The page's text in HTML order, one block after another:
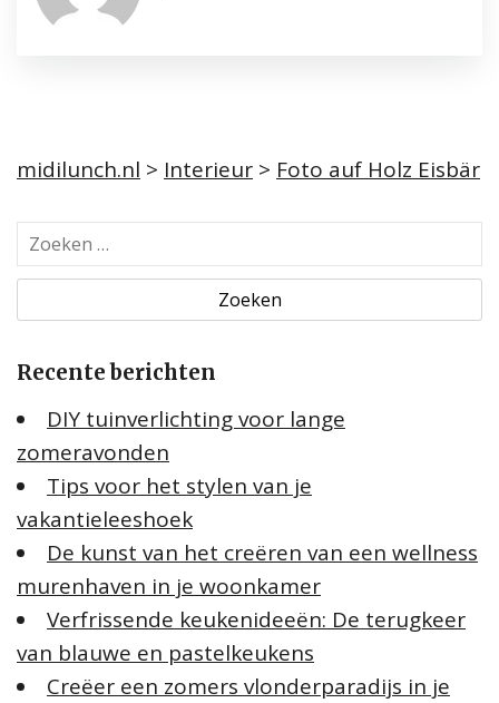
midilunch.nl > Interieur > Foto auf Holz Eisbär
o
k
n
a
a
r
:
Recente berichten
DIY tuinverlichting voor lange
zomeravonden
Tips voor het stylen van je
vakantieleeshoek
De kunst van het creëren van een wellness
murenhaven in je woonkamer
Verfrissende keukenideeën: De terugkeer
van blauwe en pastelkeukens
Creëer een zomers vlonderparadijs in je